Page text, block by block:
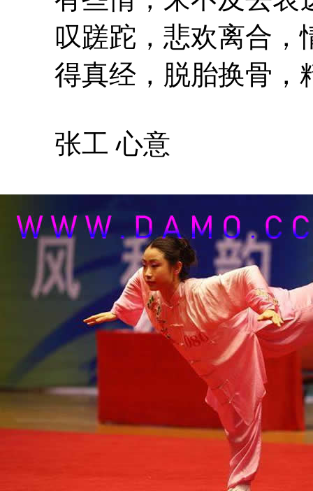
叹蹉跎，悲欢离合，
得真经，脱胎换骨，
张工 心意